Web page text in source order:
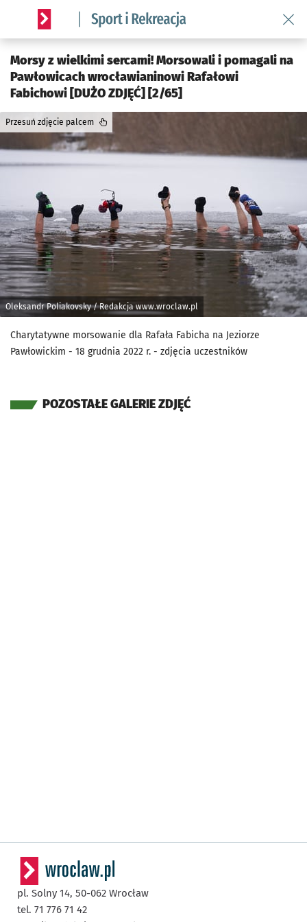
Serwis informacyjny wroclaw.pl podserwis: Sport i rekreacja
Morsy z wielkimi sercami! Morsowali i pomagali na
Pawłowicach wrocławianinowi Rafałowi
Fabichowi [DUŻO ZDJĘĆ] [2/65]
Oleksandr Poliakovsky / Redakcja www.wroclaw.pl
Przesuń zdjęcie palcem
Charytatywne morsowanie dla Rafała Fabicha na Jeziorze
Pawłowickim - 18 grudnia 2022 r. - zdjęcia uczestników
POZOSTAŁE GALERIE ZDJĘĆ
pl. Solny 14, 50-062 Wrocław
tel. 71 776 71 42